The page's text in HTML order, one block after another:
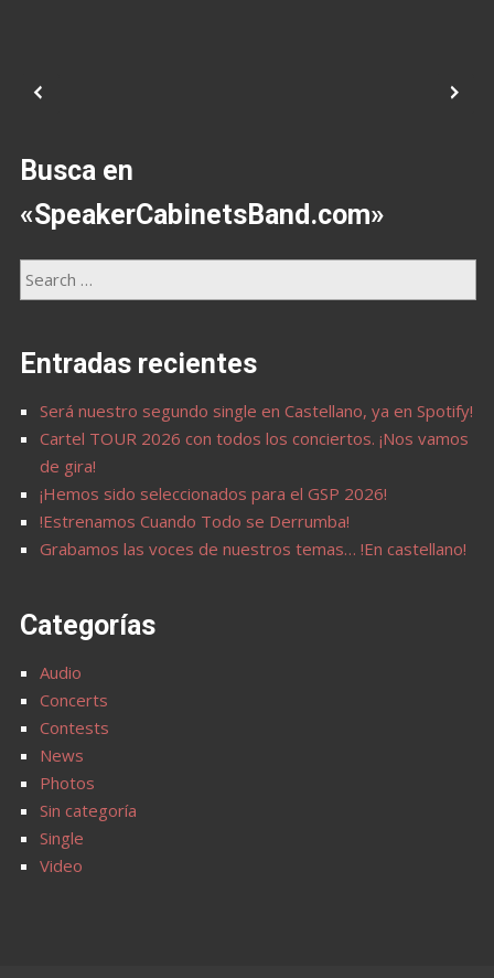
Busca en
«SpeakerCabinetsBand.com»
Entradas recientes
Será nuestro segundo single en Castellano, ya en Spotify!
Cartel TOUR 2026 con todos los conciertos. ¡Nos vamos
de gira!
¡Hemos sido seleccionados para el GSP 2026!
!Estrenamos Cuando Todo se Derrumba!
Grabamos las voces de nuestros temas… !En castellano!
Categorías
Audio
Concerts
Contests
News
Photos
Sin categoría
Single
Video